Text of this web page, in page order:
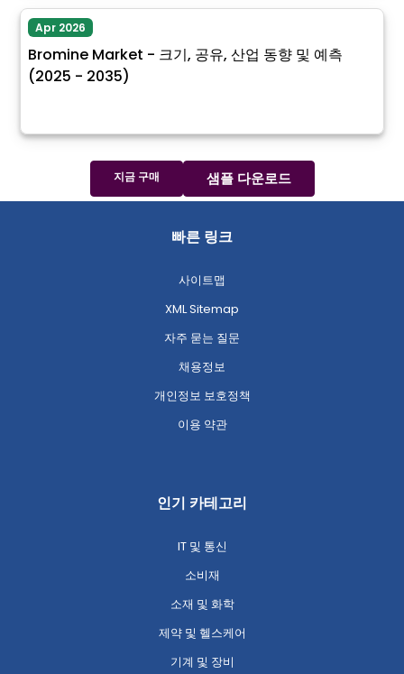
Apr 2026
Bromine Market - 크기, 공유, 산업 동향 및 예측
(2025 - 2035)
지금 구매 샘플 다운로드
빠른 링크
사이트맵
XML Sitemap
자주 묻는 질문
채용정보
개인정보 보호정책
이용 약관
인기 카테고리
IT 및 통신
소비재
소재 및 화학
제약 및 헬스케어
기계 및 장비